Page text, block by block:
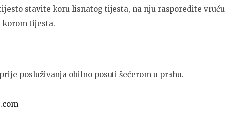
stavite koru lisnatog tijesta, na nju rasporedite vruću
tijesta.
posluživanja obilno posuti šećerom u prahu.